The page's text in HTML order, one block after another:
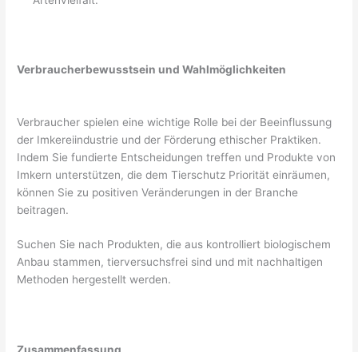
Verbraucherbewusstsein und Wahlmöglichkeiten
Verbraucher spielen eine wichtige Rolle bei der Beeinflussung
der Imkereiindustrie und der Förderung ethischer Praktiken.
Indem Sie fundierte Entscheidungen treffen und Produkte von
Imkern unterstützen, die dem Tierschutz Priorität einräumen,
können Sie zu positiven Veränderungen in der Branche
beitragen.
Suchen Sie nach Produkten, die aus kontrolliert biologischem
Anbau stammen, tierversuchsfrei sind und mit nachhaltigen
Methoden hergestellt werden.